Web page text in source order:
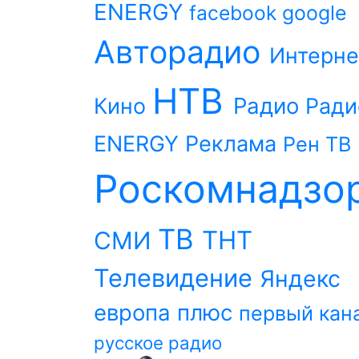
ENERGY facebook google
Авторадио
Кино НТВ Радио
ENERGY Реклама Рен ТВ
СМИ ТВ ТНТ
Телевидение Яндекс
европа плюс первый
русское радио